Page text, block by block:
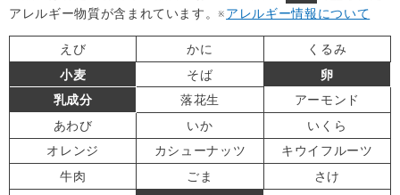
アレルギー物質が含まれています。※アレルギー情報について
えび かに
くるみ
小麦
そば
卵
乳成分
落花生
アーモンド
あわび
いか
いくら
オレンジ
カシューナッツ
キウイフルーツ
牛肉
ごま
さけ